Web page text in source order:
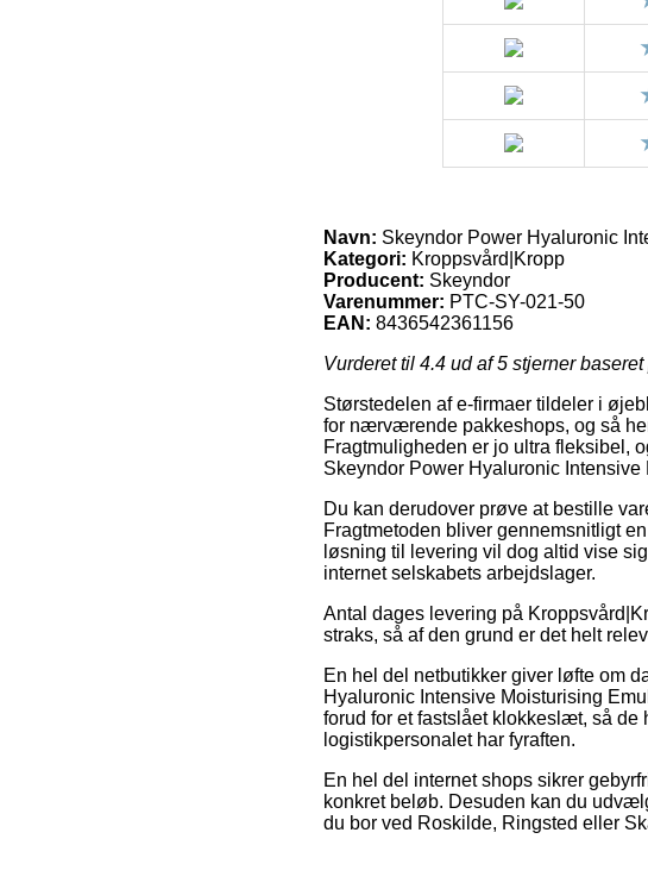
Navn: Skeyndor Power Hyaluronic
Kategori: Kroppsvård|Kropp
Producent: Skeyndor
Varenummer: PTC-SY-021-50
EAN: 8436542361156
Vurderet til 4.4 ud af 5 stjerner baseret
Størstedelen af e-firmaer tildeler i
for nærværende pakkeshops, og så
Fragtmuligheden er jo ultra fleksibel,
Skeyndor Power Hyaluronic
Du kan derudover prøve at bestille
Fragtmetoden bliver gennemsnitligt
løsning til levering vil dog altid vise
internet selskabets arbejdslager.
Antal dages levering på
straks, så af den grund er det helt
En hel del netbutikker giver løfte om
Hyaluronic Intensive Moisturising
forud for et fastslået klokkeslæt, så de
logistikpersonalet har fyraften.
En hel del internet shops sikrer
konkret beløb. Desuden kan du
du bor ved Roskilde, Ringsted eller